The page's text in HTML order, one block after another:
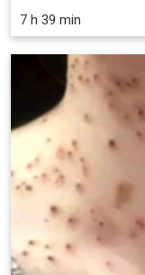
7 h 39 min